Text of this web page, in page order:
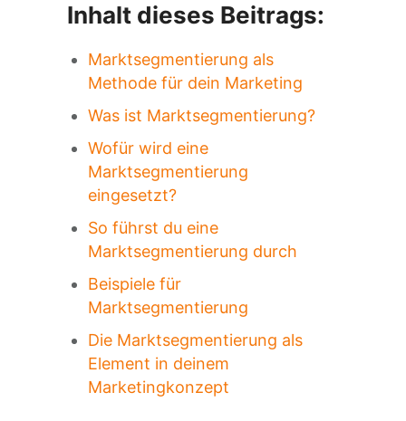
Inhalt dieses Beitrags:
Marktsegmentierung als
Methode für dein Marketing
Was ist Marktsegmentierung?
Wofür wird eine
Marktsegmentierung
eingesetzt?
So führst du eine
Marktsegmentierung durch
Beispiele für
Marktsegmentierung
Die Marktsegmentierung als
Element in deinem
Marketingkonzept